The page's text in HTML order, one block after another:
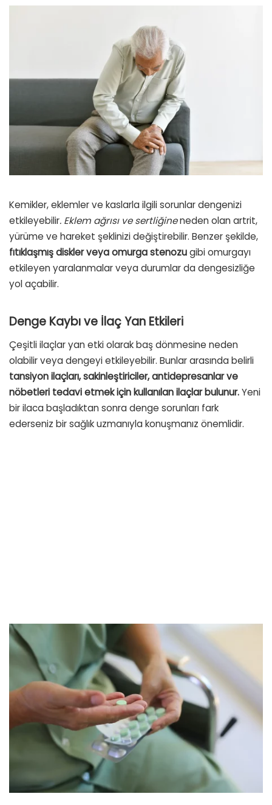
Kemikler, eklemler ve kaslarla ilgili sorunlar dengenizi
etkileyebilir. Eklem ağrısı ve sertliğineneden olan artrit,
yürüme ve hareket şeklinizi değiştirebilir. Benzer şekilde,
fıtıklaşmış diskler veya omurga stenozugibi omurgayı
etkileyen yaralanmalar veya durumlar da dengesizliğe
yol açabilir.
Denge Kaybı ve İlaç Yan Etkileri
Çeşitli ilaçlar yan etki olarak baş dönmesine neden
olabilir veya dengeyi etkileyebilir. Bunlar arasında belirli
tansiyon ilaçları, sakinleştiriciler, antidepresanlar ve
nöbetleri tedavi etmek için kullanılan ilaçlar bulunur.Yeni
bir ilaca başladıktan sonra denge sorunları fark
ederseniz bir sağlık uzmanıyla konuşmanız önemlidir.